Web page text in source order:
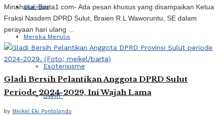
Olahraga
Mereka Menulis
Esoterisisme
SWRF
Minahasa, Barta1.com- Ada pesan khusus yang disampaikan Ketua
Fraksi Nasdem DPRD Sulut, Braien R.L Waworuntu, SE dalam
perayaan hari ulang ...
Gladi Bersih Pelantikan Anggota DPRD Sulut
Periode 2024-2029, Ini Wajah Lama
by Meikel Eki Pontolondo